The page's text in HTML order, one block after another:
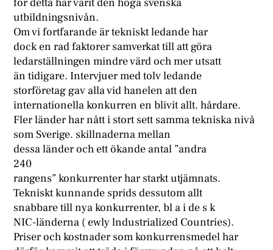
för detta har varit den höga svenska
utbildningsnivån.
Om vi fortfarande är tekniskt ledande har
dock en rad faktorer samverkat till att göra
ledarställningen mindre värd och mer utsatt
än tidigare. Intervjuer med tolv ledande
storföretag gav alla vid hanelen att den
internationella konkurren en blivit allt. hårdare.
Fler länder har nått i stort sett samma tekniska nivå
som Sverige. skillnaderna mellan
dessa länder och ett ökande antal ”andra
240
rangens” konkurrenter har starkt utjämnats.
Tekniskt kunnande sprids dessutom allt
snabbare till nya konkurrenter, bl a i de s k
NIC-länderna ( ewly lndustrialized Countries).
Priser och kostnader som konkurrensmedel har